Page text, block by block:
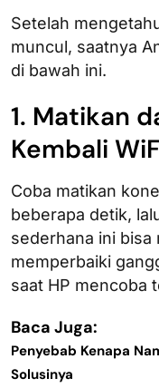
Setelah
muncul​, saatnya
di bawah ini.
1. Matikan
Kembali
Coba matikan
beberapa detik,
sederhana ini
memperbaiki
saat HP mencoba
Baca Juga:
Penyebab Kenapa
Solusinya